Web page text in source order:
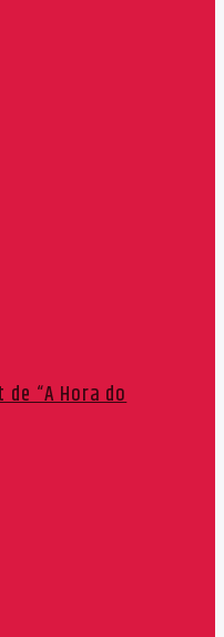
“A Hora do